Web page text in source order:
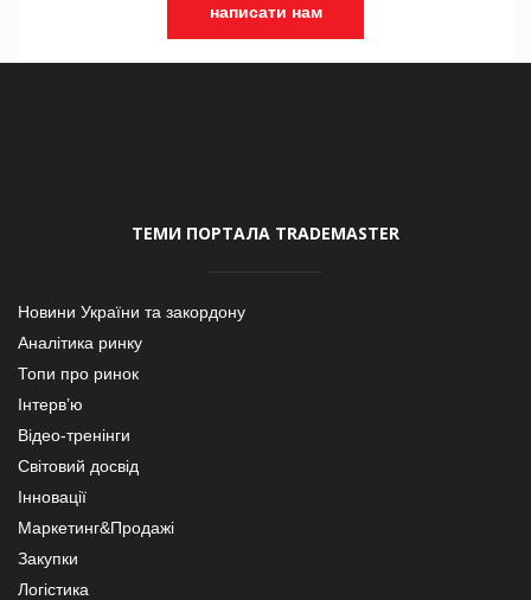
написати нам
ТЕМИ ПОРТАЛА TRADEMASTER
Новини України та закордону
Аналітика ринку
Топи про ринок
Інтерв’ю
Відео-тренінги
Світовий досвід
Інновації
Маркетинг&Продажі
Закупки
Логістика